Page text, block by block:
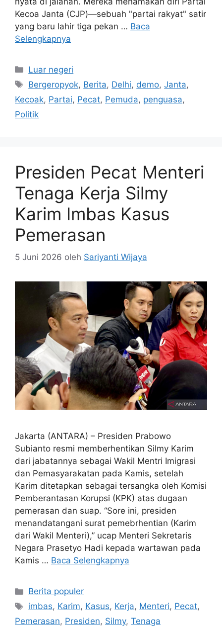
Kecoa Janta (CJP)—sebuah "partai rakyat" satir
yang baru lahir tiga pekan … Baca
Selengkapnya
Kategori
Luar negeri
Tag
Bergeropyok, Berita, Delhi, demo,Janta,
Kecoak, Partai, Pecat, Pemuda, penguasa,
Politik
Presiden Pecat Menteri
Tenaga Kerja Silmy
Karim Imbas Kasus
Pemerasan
5 Juni 2026 oleh Sariyanti Wijaya
Jakarta (ANTARA) – Presiden Prabowo
Subianto resmi memberhentikan Silmy Karim
dari jabatannya sebagai Wakil Mentri Imigrasi
dan Pemasyarakatan pada Kamis, setelah
Karim ditetapkan sebagai tersangka oleh Komisi
Pemberantasan Korupsi (KPK) atas dugaan
pemerasan dan suap. “Sore ini, presiden
menandatangani surat pemebrhentian (Karim
dari Wakil Menteri),” ucap Menteri Sekretaris
Negara Prasetyo Hadi kepada wartawan pada
Kamis … Baca Selengkapnya
Kategori
Berita populer
Tag
imbas, Karim, Kasus, Kerja, Menteri, Pecat,
Pemerasan, Presiden, Silmy, Tenaga